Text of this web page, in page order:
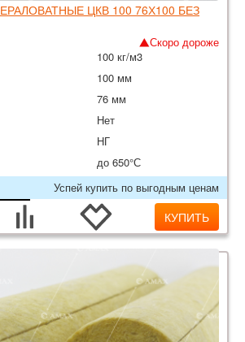
ЦКВ 100 76Х100 БЕЗ
Скоро дороже
100 кг/м3
100 мм
76 мм
Нет
НГ
до 650°С
Успей купить по выгодным ценам
КУПИТЬ